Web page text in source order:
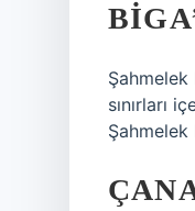
sınırları